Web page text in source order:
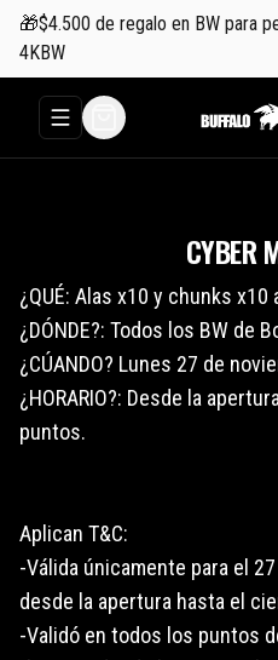
🎁$4.500 de regalo en BW para
4KBW
Abrir menu de navegación
CYBER
¿QUÉ: Alas x10 y chunks x10
¿DÓNDE?: Todos los BW de
¿CÚANDO? Lunes 27 de
¿HORARIO?: Desde la
puntos.
Aplican T&C:
-Válida únicamente para el
desde la apertura hasta el
-Validó en todos los puntos